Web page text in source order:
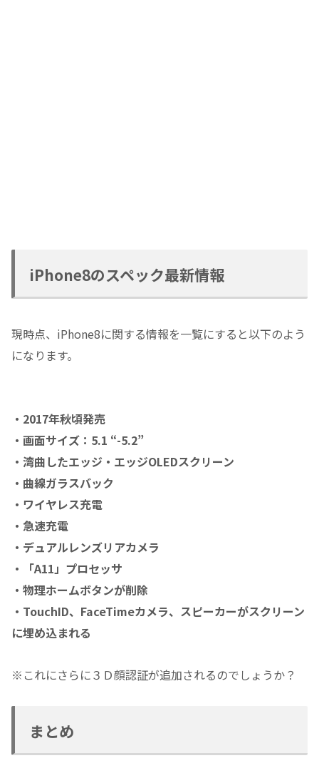
iPhone8のスペック最新情報
現時点、iPhone8に関する情報を一覧にすると以下のよう
になります。
・2017年秋頃発売
・画面サイズ：5.1 “-5.2”
・湾曲したエッジ・エッジOLEDスクリーン
・曲線ガラスバック
・ワイヤレス充電
・急速充電
・デュアルレンズリアカメラ
・「A11」プロセッサ
・物理ホームボタンが削除
・TouchID、FaceTimeカメラ、スピーカーがスクリーン
に埋め込まれる
※これにさらに３Ｄ顔認証が追加されるのでしょうか？
まとめ